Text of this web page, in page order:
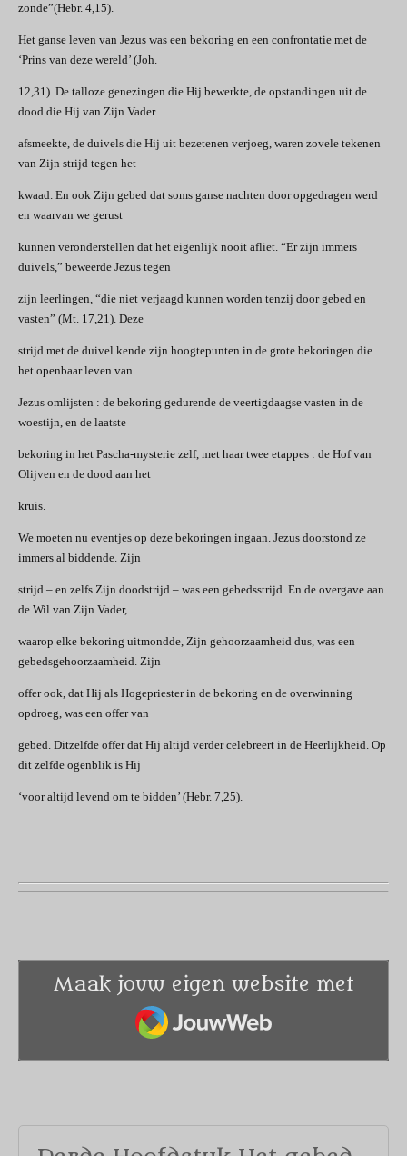
zonde”(Hebr. 4,15).
Het ganse leven van Jezus was een bekoring en een confrontatie met de
‘Prins van deze wereld’ (Joh.
12,31). De talloze genezingen die Hij bewerkte, de opstandingen uit de
dood die Hij van Zijn Vader
afsmeekte, de duivels die Hij uit bezetenen verjoeg, waren zovele tekenen
van Zijn strijd tegen het
kwaad. En ook Zijn gebed dat soms ganse nachten door opgedragen werd
en waarvan we gerust
kunnen veronderstellen dat het eigenlijk nooit afliet. “Er zijn immers
duivels,” beweerde Jezus tegen
zijn leerlingen, “die niet verjaagd kunnen worden tenzij door gebed en
vasten” (Mt. 17,21). Deze
strijd met de duivel kende zijn hoogtepunten in de grote bekoringen die
het openbaar leven van
Jezus omlijsten : de bekoring gedurende de veertigdaagse vasten in de
woestijn, en de laatste
bekoring in het Pascha-mysterie zelf, met haar twee etappes : de Hof van
Olijven en de dood aan het
kruis.
We moeten nu eventjes op deze bekoringen ingaan. Jezus doorstond ze
immers al biddende. Zijn
strijd – en zelfs Zijn doodstrijd – was een gebedsstrijd. En de overgave aan
de Wil van Zijn Vader,
waarop elke bekoring uitmondde, Zijn gehoorzaamheid dus, was een
gebedsgehoorzaamheid. Zijn
offer ook, dat Hij als Hogepriester in de bekoring en de overwinning
opdroeg, was een offer van
gebed. Ditzelfde offer dat Hij altijd verder celebreert in de Heerlijkheid. Op
dit zelfde ogenblik is Hij
‘voor altijd levend om te bidden’ (Hebr. 7,25).
Maak jouw eigen website met
JouwWeb